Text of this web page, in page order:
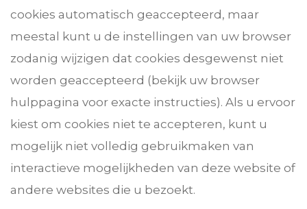
cookies automatisch geaccepteerd, maar
meestal kunt u de instellingen van uw browser
zodanig wijzigen dat cookies desgewenst niet
worden geaccepteerd (bekijk uw browser
hulppagina voor exacte instructies). Als u ervoor
kiest om cookies niet te accepteren, kunt u
mogelijk niet volledig gebruikmaken van
interactieve mogelijkheden van deze website of
andere websites die u bezoekt.